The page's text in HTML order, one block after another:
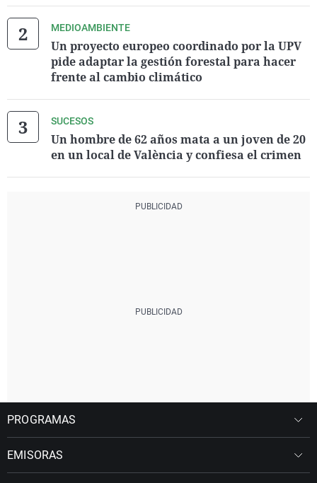
MEDIOAMBIENTE
Un proyecto europeo coordinado por la UPV
pide adaptar la gestión forestal para hacer
frente al cambio climático
SUCESOS
Un hombre de 62 años mata a un joven de 20
en un local de València y confiesa el crimen
PROGRAMAS
EMISORAS